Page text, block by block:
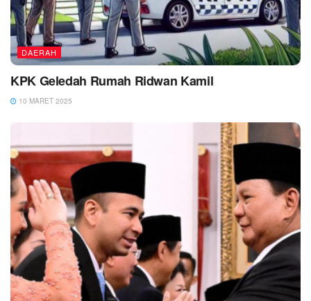
DAERAH
KPK Geledah Rumah Ridwan Kamil
10 MARET 2025